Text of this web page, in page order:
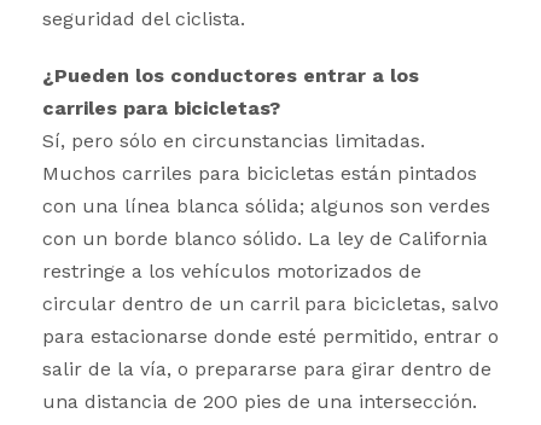
seguridad del ciclista.
¿Pueden los conductores entrar a los
carriles para bicicletas?
Sí, pero sólo en circunstancias limitadas.
Muchos carriles para bicicletas están pintados
con una línea blanca sólida; algunos son verdes
con un borde blanco sólido. La ley de California
restringe a los vehículos motorizados de
circular dentro de un carril para bicicletas, salvo
para estacionarse donde esté permitido, entrar o
salir de la vía, o prepararse para girar dentro de
una distancia de 200 pies de una intersección.